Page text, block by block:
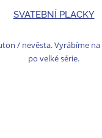
SVATEBNÍ PLACKY
/ nevěsta. Vyrábíme na
po velké série.